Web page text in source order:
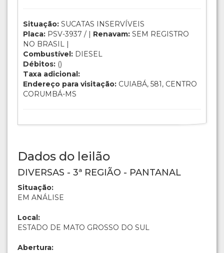
Situação: SUCATAS INSERVÍVEIS
Placa: PSV-3937 / | Renavam: SEM REGISTRO
NO BRASIL |
Combustível: DIESEL
Débitos: ()
Taxa adicional:
Endereço para visitação: CUIABÁ, 581, CENTRO
CORUMBÁ-MS
Dados do leilão
DIVERSAS - 3ª REGIÃO - PANTANAL
Situação:
EM ANÁLISE
Local:
ESTADO DE MATO GROSSO DO SUL
Abertura: